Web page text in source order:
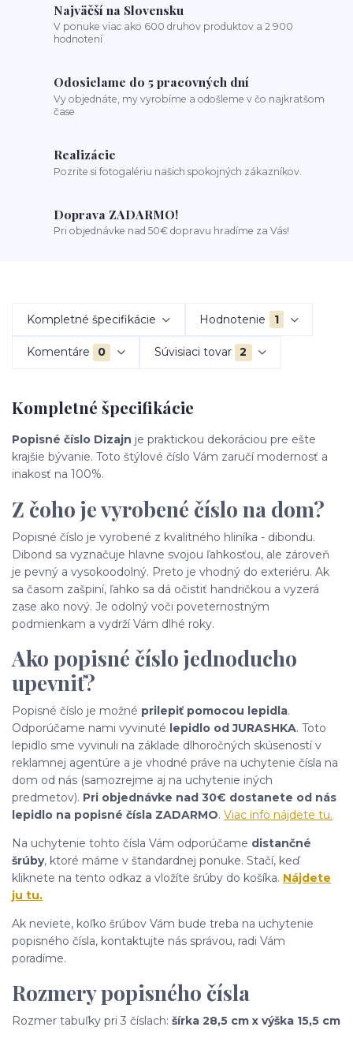
Najväčší na Slovensku
V ponuke viac ako 600 druhov produktov a 2 900
hodnotení
Odosielame do 5 pracovných dní
Vy objednáte, my vyrobíme a odošleme v čo najkratšom
čase
Realizácie
Pozrite si fotogalériu našich spokojných zákazníkov.
Doprava ZADARMO!
Pri objednávke nad 50€ dopravu hradíme za Vás!
Kompletné špecifikácie Hodnotenie 1
Komentáre 0 Súvisiaci tovar 2
Kompletné špecifikácie
Popisné číslo Dizajn je praktickou dekoráciou pre ešte
krajšie bývanie. Toto štýlové číslo Vám zaručí modernosť a
inakosť na 100%.
Z čoho je vyrobené číslo na dom?
Popisné číslo je vyrobené z kvalitného hliníka - dibondu.
Dibond sa vyznačuje hlavne svojou ľahkosťou, ale zároveň
je pevný a vysokoodolný. Preto je vhodný do exteriéru. Ak
sa časom zašpiní, ľahko sa dá očistiť handričkou a vyzerá
zase ako nový. Je odolný voči poveternostným
podmienkam a vydrží Vám dlhé roky.
Ako popisné číslo jednoducho
upevniť?
Popisné číslo je možné prilepiť pomocou lepidla.
Odporúčame nami vyvinuté lepidlo od JURASHKA. Toto
lepidlo sme vyvinuli na základe dlhoročných skúseností v
reklamnej agentúre a je vhodné práve na uchytenie čísla na
dom od nás (samozrejme aj na uchytenie iných
predmetov). Pri objednávke nad 30€ dostanete od nás
lepidlo na popisné čísla ZADARMO. Viac info nájdete tu.
Na uchytenie tohto čísla Vám odporúčame distančné
šrúby, ktoré máme v štandardnej ponuke. Stačí, keď
kliknete na tento odkaz a vložíte šrúby do košíka. Nájdete
ju tu.
Ak neviete, koľko šrúbov Vám bude treba na uchytenie
popisného čísla, kontaktujte nás správou, radi Vám
poradíme.
Rozmery popisného čísla
Rozmer tabuľky pri 3 číslach: šírka 28,5 cm x výška 15,5 cm